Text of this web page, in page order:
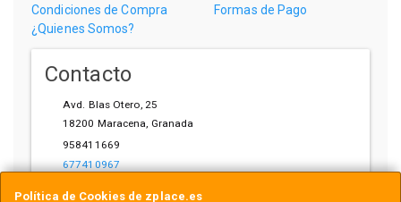
Política de Cookies de zplace.es
Condiciones de Compra
Formas de Pago
¿Quienes Somos?
Contacto
Avd. Blas Otero, 25
18200 Maracena, Granada
958411669
677410967